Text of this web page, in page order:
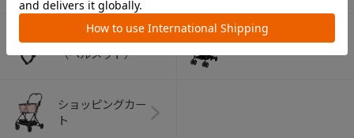
（ヘルメット）
ペット用品
ショッピングカー
ト